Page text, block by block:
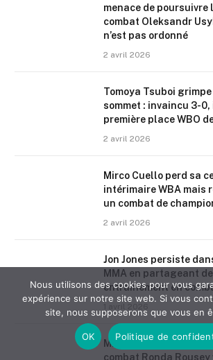
menace de poursuivre
combat Oleksandr
n’est pas ordonné
2 avril 2026
Tomoya Tsuboi
sommet : invaincu 3-
première place WBO
2 avril 2026
Mirco Cuello perd sa
intérimaire WBA mais
un combat de
2 avril 2026
Jon Jones persiste
MMA en partageant
entraînement en
Mike Perry dévoile
combat Ronda
Nous utilisons des cookies pour vous
expérience sur notre site web. Si vous
site, nous supposerons que vous en
OK Politique de